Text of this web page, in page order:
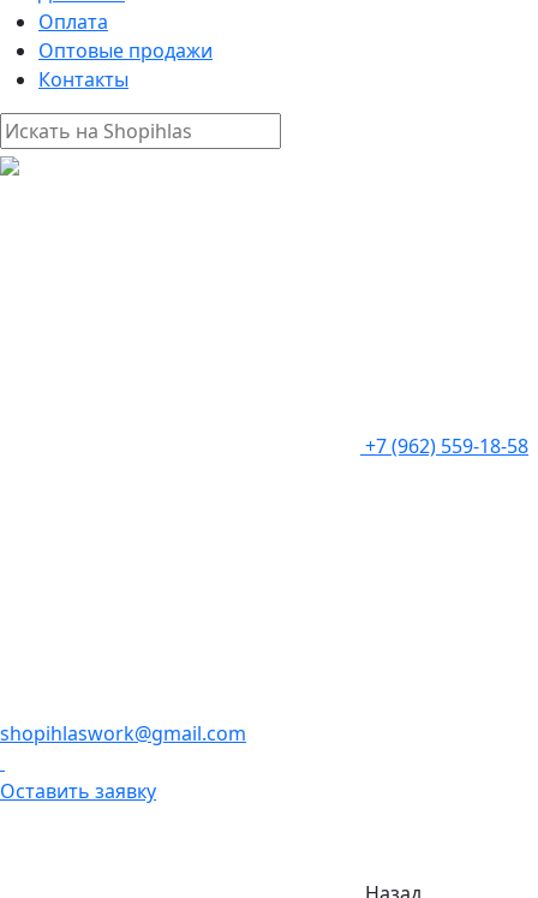
Оплата
Оптовые продажи
Контакты
+7 (962) 559-18-58
shopihlaswork@gmail.com
Оставить заявку